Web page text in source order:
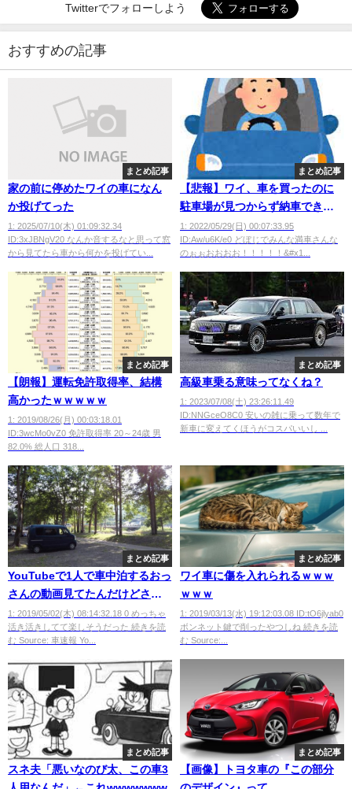
Twitterでフォローしよう
おすすめの記事
まとめ記事
家の前に停めたワイの車になん
か投げてった
1: 2025/07/10(木) 01:09:32.34
ID:3xJBNgV20 なんか音するなと思って窓
から見てたら車から何かを投げてい...
まとめ記事
【悲報】ワイ、車を買ったのに
駐車場が見つからず納車できな
い😭
1: 2022/05/29(日) 00:07:33.95
ID:Aw/u6K/e0 どぼじでみんな満車さんな
のぉぉおおおお！！！！！&#x1...
まとめ記事
【朗報】運転免許取得率、結構
高かったｗｗｗｗｗ
1: 2019/08/26(月) 00:03:18.01
ID:3wcMo0vZ0 免許取得率 20～24歳 男
82.0% 総人口 318...
まとめ記事
高級車乗る意味ってなくね？
1: 2023/07/08(土) 23:26:11.49
ID:NNGceO8C0 安いの雑に乗って数年で
新車に変えてくほうがコスパいいし ...
まとめ記事
YouTubeで1人で車中泊するおっ
さんの動画見てたんだけどさｗ
ｗｗｗ
1: 2019/05/02(木) 08:14:32.18 0 めっちゃ
活き活きしてて楽しそうだった 続きを読
む Source: 車速報 Yo...
まとめ記事
ワイ車に傷を入れられるｗｗｗ
ｗｗｗ
1: 2019/03/13(水) 19:12:03.08 ID:tO6jlyab0
ボンネット鍵で削ったやつしね 続きを読
む Source:...
まとめ記事
スネ夫「悪いなのび太、この車3
まとめ記事
【画像】トヨタ車の『この部分